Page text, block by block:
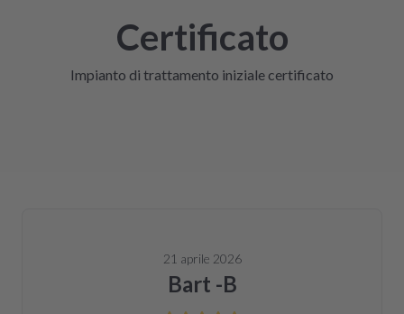
Certificato
Impianto di trattamento iniziale certificato
21 aprile 2026
Bart -B